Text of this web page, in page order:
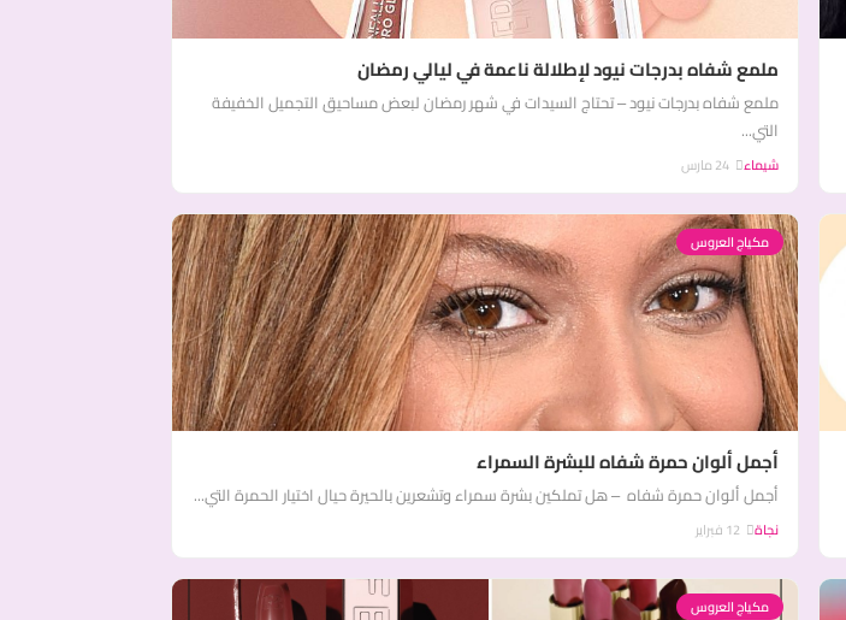
ملمع شفاه بدرجات نيود لإطلالة ناعمة في ليالي رمضان
ملمع شفاه بدرجات نيود – تحتاج السيدات في شهر رمضان لبعض مساحيق التجميل الخفيفة
التي...
شيماء
مكياج العروس
أجمل ألوان حمرة شفاه للبشرة السمراء
أجمل ألوان حمرة شفاه – هل تملكين بشرة سمراء وتشعرين بالحيرة حيال اختيار الحمرة التي...
نجاة
مكياج العروس